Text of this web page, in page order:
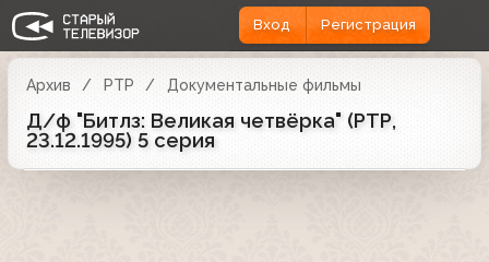
Вход Регистрация
Архив РТР Документальные фильмы
Д/ф "Битлз: Великая четвёрка" (РТР,
23.12.1995) 5 серия